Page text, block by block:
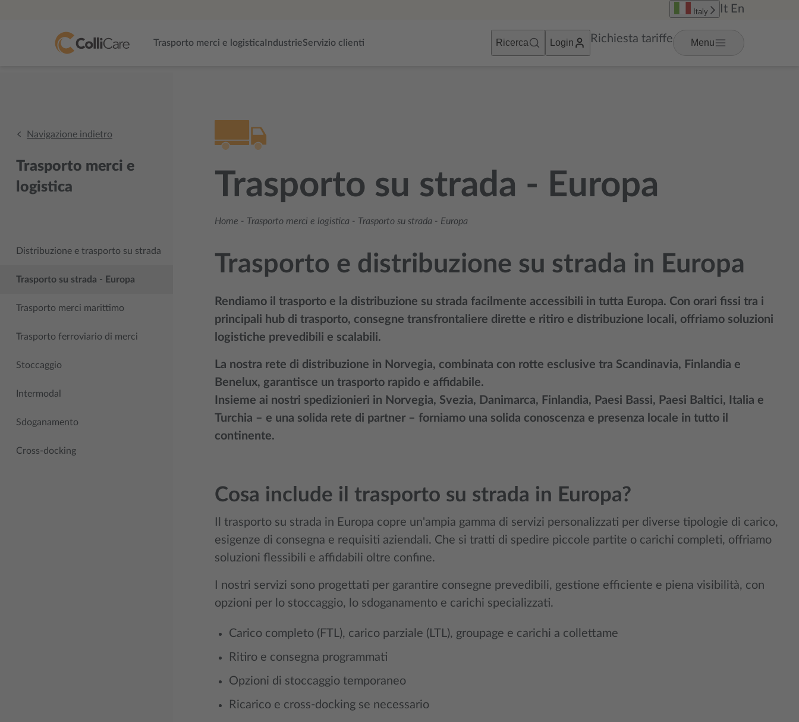
Trasporto merci e logistica IndustrieServizio clienti Ricerca Login Richiesta tariffe Menu
Italy It En
Navigazione indietro
Trasporto merci e
logistica
Distribuzione e trasporto su strada
Trasporto su strada - Europa
Trasporto merci marittimo
Trasporto ferroviario di merci
Stoccaggio
Intermodal
Sdoganamento
Cross-docking
Trasporto su strada - Europa
Home - Trasporto merci e logistica - Trasporto su strada - Europa
Trasporto e distribuzione su strada in Europa
Rendiamo il trasporto e la distribuzione su strada facilmente accessibili in tutta Europa. Con orari fissi tra i
principali hub di trasporto, consegne transfrontaliere dirette e ritiro e distribuzione locali, offriamo soluzioni
logistiche prevedibili e scalabili.
La nostra rete di distribuzione in Norvegia, combinata con rotte esclusive tra Scandinavia, Finlandia e
Benelux, garantisce un trasporto rapido e affidabile.
Insieme ai nostri spedizionieri in Norvegia, Svezia, Danimarca, Finlandia, Paesi Bassi, Paesi Baltici, Italia e
Turchia – e una solida rete di partner – forniamo una solida conoscenza e presenza locale in tutto il
continente.
Cosa include il trasporto su strada in Europa?
Il trasporto su strada in Europa copre un'ampia gamma di servizi personalizzati per diverse tipologie di carico,
esigenze di consegna e requisiti aziendali. Che si tratti di spedire piccole partite o carichi completi, offriamo
soluzioni flessibili e affidabili oltre confine.
I nostri servizi sono progettati per garantire consegne prevedibili, gestione efficiente e piena visibilità, con
opzioni per lo stoccaggio, lo sdoganamento e carichi specializzati.
Carico completo (FTL), carico parziale (LTL), groupage e carichi a collettame
Ritiro e consegna programmati
Opzioni di stoccaggio temporaneo
Ricarico e cross-docking se necessario